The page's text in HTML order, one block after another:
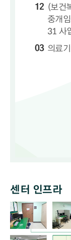
12 (보건
중개
31 사
03 의료
센터 인프라